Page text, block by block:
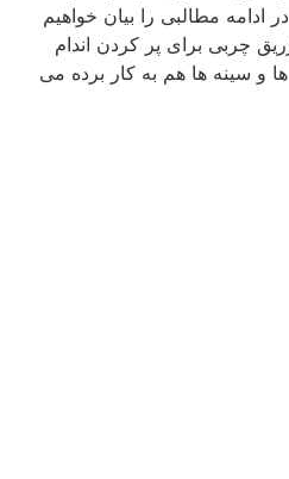
مطالبی را بیان خواهیم
چربی برای پر کردن اندام
سینه ها هم به کار برده می